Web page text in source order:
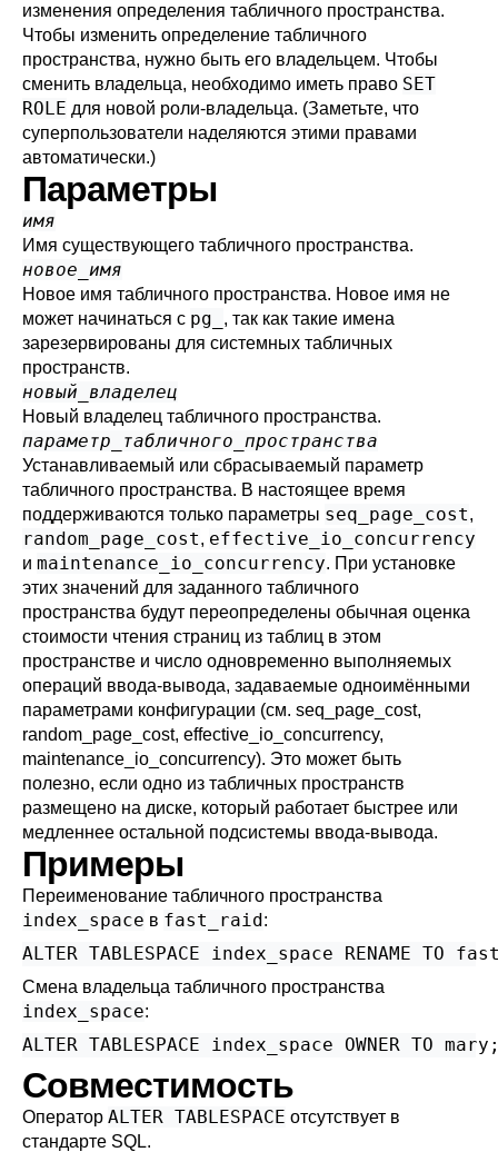
изменения определения табличного пространства.
Чтобы изменить определение табличного
пространства, нужно быть его владельцем. Чтобы
сменить владельца, необходимо иметь право SET
ROLE для новой роли-владельца. (Заметьте, что
суперпользователи наделяются этими правами
автоматически.)
Параметры
имя
Имя существующего табличного пространства.
новое_имя
Новое имя табличного пространства. Новое имя не
может начинаться с pg_
, так как такие имена
зарезервированы для системных табличных
пространств.
новый_владелец
Новый владелец табличного пространства.
параметр_табличного_пространства
Устанавливаемый или сбрасываемый параметр
табличного пространства. В настоящее время
поддерживаются только параметры seq_page_cost,
random_page_cost, effective_io_concurrency
и maintenance_io_concurrency. При установке
этих значений для заданного табличного
пространства будут переопределены обычная оценка
стоимости чтения страниц из таблиц в этом
пространстве и число одновременно выполняемых
операций ввода-вывода, задаваемые одноимёнными
параметрами конфигурации (см. seq_page_cost,
random_page_cost, effective_io_concurrency,
maintenance_io_concurrency). Это может быть
полезно, если одно из табличных пространств
размещено на диске, который работает быстрее или
медленнее остальной подсистемы ввода-вывода.
Примеры
Переименование табличного пространства
index_space в fast_raid:
ALTER TABLESPACE index_space RENAME TO
Смена владельца табличного пространства
index_space:
ALTER TABLESPACE index_space OWNER TO
Совместимость
Оператор ALTER TABLESPACE отсутствует в
стандарте SQL.